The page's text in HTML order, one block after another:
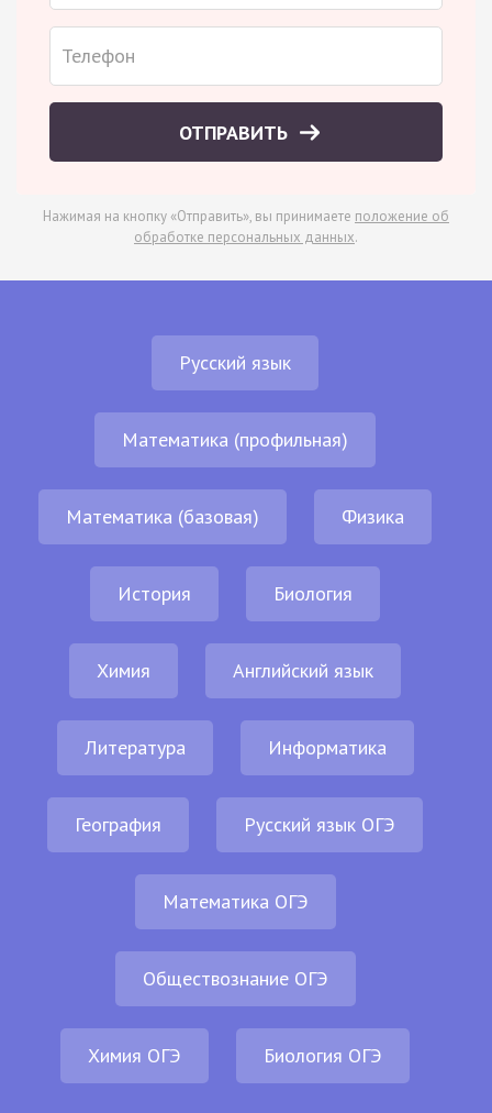
ОТПРАВИТЬ
Нажимая на кнопку «Отправить», вы принимаете положение об
обработке персональных данных.
Русский язык
Математика (профильная)
Математика (базовая) Физика
История Биология
Химия Английский язык
Литература Информатика
География Русский язык ОГЭ
Математика ОГЭ
Обществознание ОГЭ
Химия ОГЭ Биология ОГЭ